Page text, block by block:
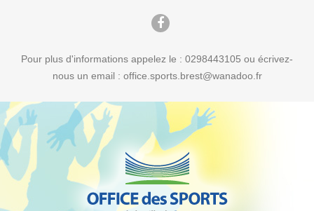
Pour plus d'informations appelez le : 0298443105 ou écrivez-
nous un email : office.sports.brest@wanadoo.fr